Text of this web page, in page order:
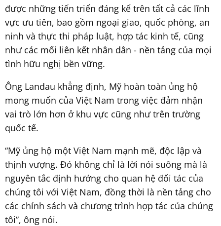
được những tiến triển đáng kể trên tất cả các lĩnh
vực ưu tiên, bao gồm ngoại giao, quốc phòng, an
ninh và thực thi pháp luật, hợp tác kinh tế, cũng
như các mối liên kết nhân dân - nền tảng của mọi
tình hữu nghị bền vững.
Ông Landau khẳng định, Mỹ hoàn toàn ủng hộ
mong muốn của Việt Nam trong việc đảm nhận
vai trò lớn hơn ở khu vực cũng như trên trường
quốc tế.
“Mỹ ủng hộ một Việt Nam mạnh mẽ, độc lập và
thịnh vượng. Đó không chỉ là lời nói suông mà là
nguyên tắc định hướng cho quan hệ đối tác của
chúng tôi với Việt Nam, đồng thời là nền tảng cho
các chính sách và chương trình hợp tác của chúng
tôi”, ông nói.